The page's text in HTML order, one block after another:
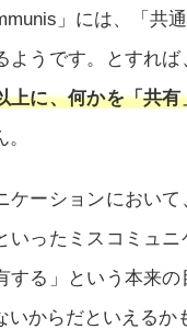
」には、「共
ようです。とすれば
上に、何かを「共
ケーションにおい
いったミスコミュ
する」という本来
いからだといえるか